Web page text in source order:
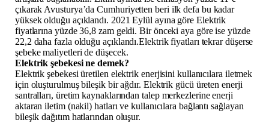
çıkarak Avusturya’da Cumhuriyetten beri ilk defa bu kadar
yüksek olduğu açıklandı. 2021 Eylül ayına göre Elektrik
fiyatlarına yüzde 36,8 zam geldi. Bir önceki aya göre ise yüzde
22,2 daha fazla olduğu açıklandı.Elektrik fiyatları tekrar düşerse
şebeke maliyetleri de düşecek.
Elektrik şebekesi ne demek?
Elektrik şebekesi üretilen elektrik enerjisini kullanıcılara iletmek
için oluşturulmuş bileşik bir ağdır. Elektrik gücü üreten enerji
santralları, üretim kaynaklarından talep merkezlerine enerji
aktaran iletim (nakil) hatları ve kullanıcılara bağlantı sağlayan
bileşik dağıtım hatlarından oluşur.